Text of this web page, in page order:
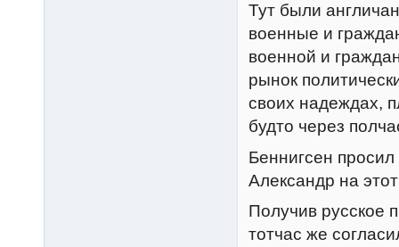
Тут были
военные и
военной и
рынок
своих надеждах,
будто через
Беннигсен
Александр на
Получив русское
тотчас же